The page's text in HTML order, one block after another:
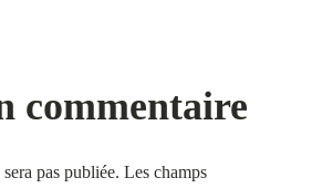
commentaire
pas publiée. Les champs